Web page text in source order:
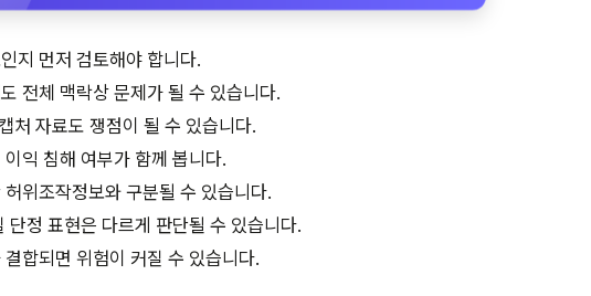
지 먼저 검토해야 합니다.
전체 맥락상 문제가 될 수 있습니다.
처 자료도 쟁점이 될 수 있습니다.
익 침해 여부가 함께 봅니다.
위조작정보와 구분될 수 있습니다.
단정 표현은 다르게 판단될 수 있습니다.
합되면 위험이 커질 수 있습니다.